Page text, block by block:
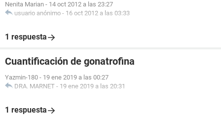
Nenita Marian - 14 oct 2012 a las 23:27
usuario anónimo - 16 oct 2012 a las 03:33
1 respuesta
Cuantificación de gonatrofina
Yazmin-180 - 19 ene 2019 a las 00:27
DRA. MARNET - 19 ene 2019 a las 20:31
1 respuesta